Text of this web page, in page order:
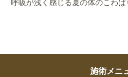
呼吸が浅く感じる夏の体のこわば
施術メニ